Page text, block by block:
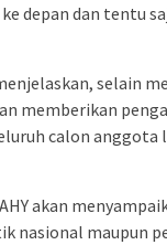
depan dan tentu
selain
memberikan
calon
akan
nasional maupun